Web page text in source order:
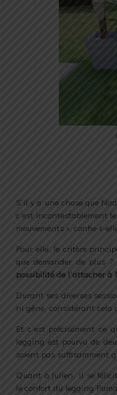
S’il y a une chose que
c’est incontestablement
mouvements », confie-t-
Pour elle, le critère
que demander de plus ?
possibilité de l’attacher à
Durant ses diverses
ni gêne, considérant cela
Et c’est précisément ce
legging est pourvu de
soient pas suffisamment
Quant à Julien, il se
le confort du legging